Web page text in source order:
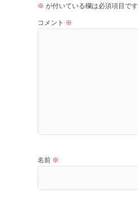
※ が付いている欄は必須項目です
コメント ※
名前 ※